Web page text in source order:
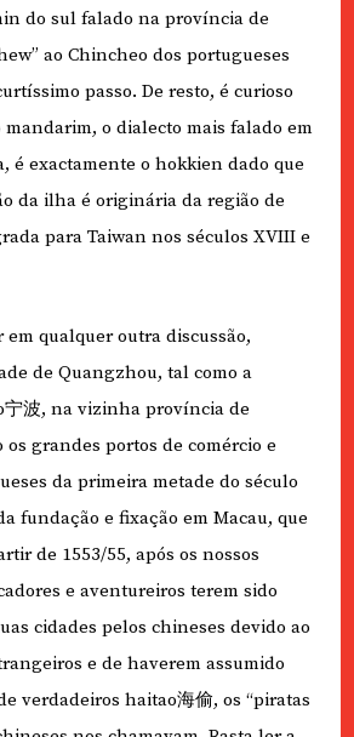
do sul falado na província de
ao Chincheo dos portugueses
passo. De resto, é curioso
mandarim, o dialecto mais falado em
é exactamente o hokkien dado que
da ilha é originária da região de
para Taiwan nos séculos XVIII e
qualquer outra discussão,
de Quangzhou, tal como a
波, na vizinha província de
grandes portos de comércio e
da primeira metade do século
fundação e fixação em Macau, que
de 1553/55, após os nossos
e aventureiros terem sido
cidades pelos chineses devido ao
e de haverem assumido
verdadeiros haitao海偷, os “piratas